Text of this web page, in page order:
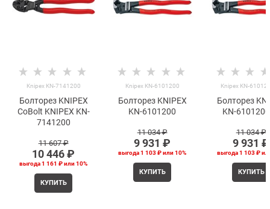
Knipex KN-7141200
Болторез KNIPEX
CoBolt KNIPEX KN-
7141200
11 607 ₽
10 446 ₽
выгода1 161 ₽или10%
КУПИТЬ
Knipex KN-6101200
Болторез KNIPEX
KN-6101200
11 034 ₽
9 931 ₽
выгода1 103 ₽или10%
КУПИТЬ
Knipex KN-
Болторез
KN-
11 034 ₽
9 931 ₽
выгода1 103 ₽
КУПИТЬ